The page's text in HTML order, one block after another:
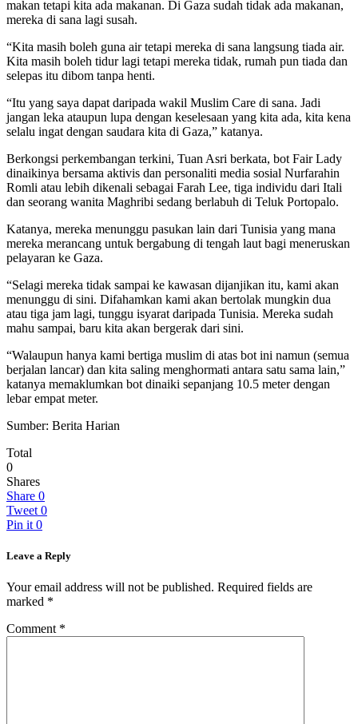
makan tetapi kita ada makanan. Di Gaza sudah tidak ada makanan,
mereka di sana lagi susah.
“Kita masih boleh guna air tetapi mereka di sana langsung tiada air.
Kita masih boleh tidur lagi tetapi mereka tidak, rumah pun tiada dan
selepas itu dibom tanpa henti.
“Itu yang saya dapat daripada wakil Muslim Care di sana. Jadi
jangan leka ataupun lupa dengan keselesaan yang kita ada, kita kena
selalu ingat dengan saudara kita di Gaza,” katanya.
Berkongsi perkembangan terkini, Tuan Asri berkata, bot Fair Lady
dinaikinya bersama aktivis dan personaliti media sosial Nurfarahin
Romli atau lebih dikenali sebagai Farah Lee, tiga individu dari Itali
dan seorang wanita Maghribi sedang berlabuh di Teluk Portopalo.
Katanya, mereka menunggu pasukan lain dari Tunisia yang mana
mereka merancang untuk bergabung di tengah laut bagi meneruskan
pelayaran ke Gaza.
“Selagi mereka tidak sampai ke kawasan dijanjikan itu, kami akan
menunggu di sini. Difahamkan kami akan bertolak mungkin dua
atau tiga jam lagi, tunggu isyarat daripada Tunisia. Mereka sudah
mahu sampai, baru kita akan bergerak dari sini.
“Walaupun hanya kami bertiga muslim di atas bot ini namun (semua
berjalan lancar) dan kita saling menghormati antara satu sama lain,”
katanya memaklumkan bot dinaiki sepanjang 10.5 meter dengan
lebar empat meter.
Sumber: Berita Harian
Total
0
Shares
Share 0
Tweet 0
Pin it 0
Leave a Reply
Your email address will not be published. Required fields are
marked *
Comment *